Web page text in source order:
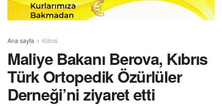
Ana sayfa Kıbrıs
Maliye Bakanı Berova, Kıbrıs
Türk Ortopedik Özürlüler
Derneği’ni ziyaret etti